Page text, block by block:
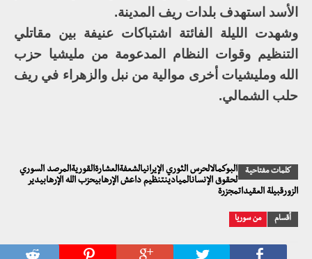
الأسد استهدف بلدات ريف المدينة.
وشهدت الليلة الفائتة اشتباكات عنيفة بين مقاتلي
التنظيم وقوات النظام المدعومة من مليشيا حزب
الله ومليشيات أخرى موالية من نبل والزهراء في ريف
حلب الشمالي.
كلمات مفتاحية
البوكمالالحرس الثوري الإيرانيالشعفةالعشارةالقوريةالمرصد السوري
لحقوق الإنسانالميادينتنظيم داعش الإرهابيحزب الله الإرهابيدير
الزورقبيلة العقيداتمجزرة
أقسام من سوريا